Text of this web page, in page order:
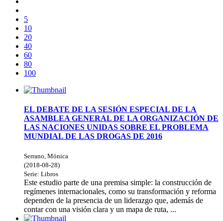
5
10
20
40
60
80
100
EL DEBATE DE LA SESIÓN ESPECIAL DE LA
ASAMBLEA GENERAL DE LA ORGANIZACIÓN DE
LAS NACIONES UNIDAS SOBRE EL PROBLEMA
MUNDIAL DE LAS DROGAS DE 2016
Serrano, Mónica
(2018-08-28)
Serie: Libros
Este estudio parte de una premisa simple: la construcción de
regímenes internacionales, como su transformación y reforma
dependen de la presencia de un liderazgo que, además de
contar con una visión clara y un mapa de ruta, ...